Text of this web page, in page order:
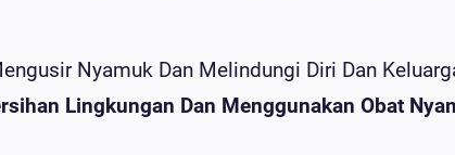
Nyamuk Dan Melindungi Diri Dan
Lingkungan Dan Menggunakan Obat